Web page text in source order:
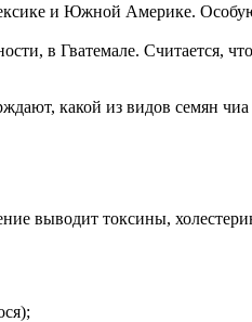
и Южной Америке.
в Гватемале. Считается,
какой из видов семян
выводит токсины,